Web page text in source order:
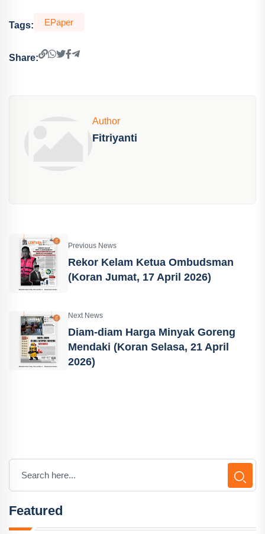
Tags: EPaper
Share:
Author
Fitriyanti
Previous News
Rekor Kelam Ketua Ombudsman
(Koran Jumat, 17 April 2026)
Next News
Diam-diam Harga Minyak Goreng
Mendaki (Koran Selasa, 21 April
2026)
Featured